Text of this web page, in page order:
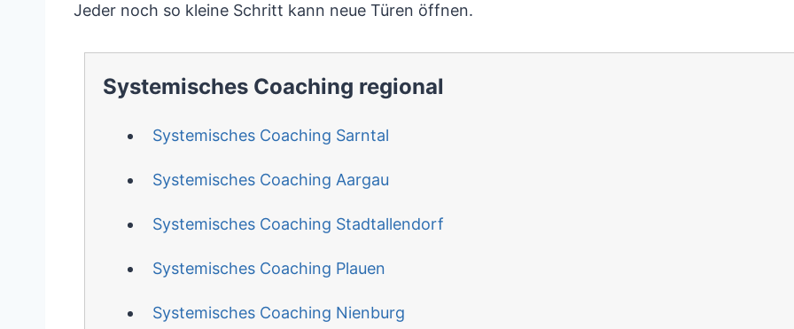
Jeder noch so kleine Schritt kann neue Türen öffnen.
Systemisches Coaching regional
Systemisches Coaching Sarntal
Systemisches Coaching Aargau
Systemisches Coaching Stadtallendorf
Systemisches Coaching Plauen
Systemisches Coaching Nienburg